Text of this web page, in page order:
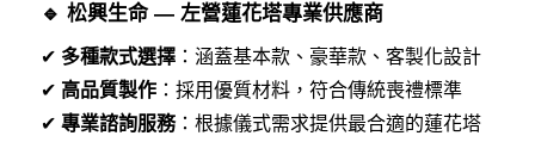
🔹 松興生命 — 左營蓮花塔專業供應商
✔ 多種款式選擇：涵蓋基本款、豪華款、客製化設計
✔ 高品質製作：採用優質材料，符合傳統喪禮標準
✔ 專業諮詢服務：根據儀式需求提供最合適的蓮花塔